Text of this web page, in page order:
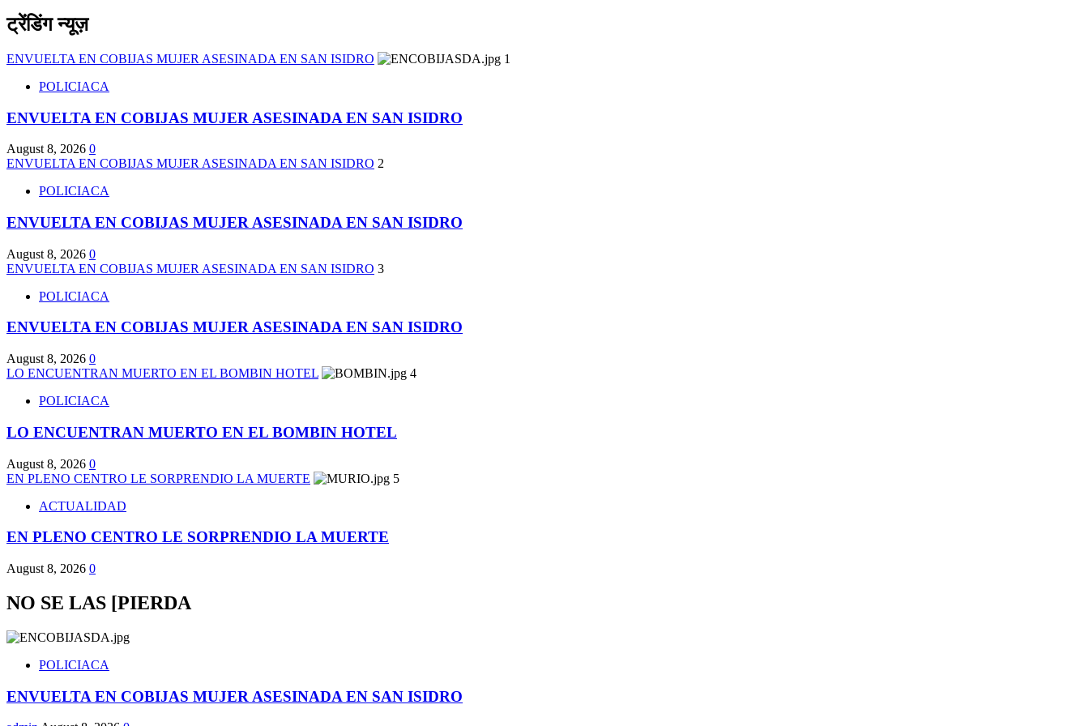
ट्रेंडिंग न्यूज़
ENVUELTA EN COBIJAS MUJER ASESINADA EN SAN ISIDRO
1
POLICIACA
ENVUELTA EN COBIJAS MUJER ASESINADA EN SAN ISIDRO
August 8, 2026 0
ENVUELTA EN COBIJAS MUJER ASESINADA EN SAN ISIDRO 2
POLICIACA
ENVUELTA EN COBIJAS MUJER ASESINADA EN SAN ISIDRO
August 8, 2026 0
ENVUELTA EN COBIJAS MUJER ASESINADA EN SAN ISIDRO 3
POLICIACA
ENVUELTA EN COBIJAS MUJER ASESINADA EN SAN ISIDRO
August 8, 2026 0
LO ENCUENTRAN MUERTO EN EL BOMBIN HOTEL
4
POLICIACA
LO ENCUENTRAN MUERTO EN EL BOMBIN HOTEL
August 8, 2026 0
EN PLENO CENTRO LE SORPRENDIO LA MUERTE
5
ACTUALIDAD
EN PLENO CENTRO LE SORPRENDIO LA MUERTE
August 8, 2026 0
NO SE LAS [PIERDA
POLICIACA
ENVUELTA EN COBIJAS MUJER ASESINADA EN SAN ISIDRO